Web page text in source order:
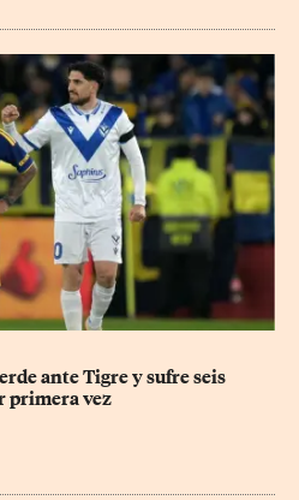
ante Tigre y sufre seis
primera vez